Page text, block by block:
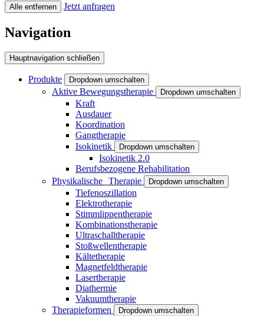
Alle entfernen Jetzt anfragen
Navigation
Hauptnavigation schließen
Produkte Dropdown umschalten
Aktive Bewegungstherapie Dropdown umschalten
Kraft
Ausdauer
Koordination
Gangtherapie
Isokinetik
Dropdown umschalten
Isokinetik 2.0
Berufsbezogene Rehabilitation
Physikalische Therapie
Dropdown umschalten
Tiefenoszillation
Elektrotherapie
Stimmlippentherapie
Kombinationstherapie
Ultraschalltherapie
Stoßwellentherapie
Kältetherapie
Magnetfeldtherapie
Lasertherapie
Diathermie
Vakuumtherapie
Therapieformen
Dropdown umschalten